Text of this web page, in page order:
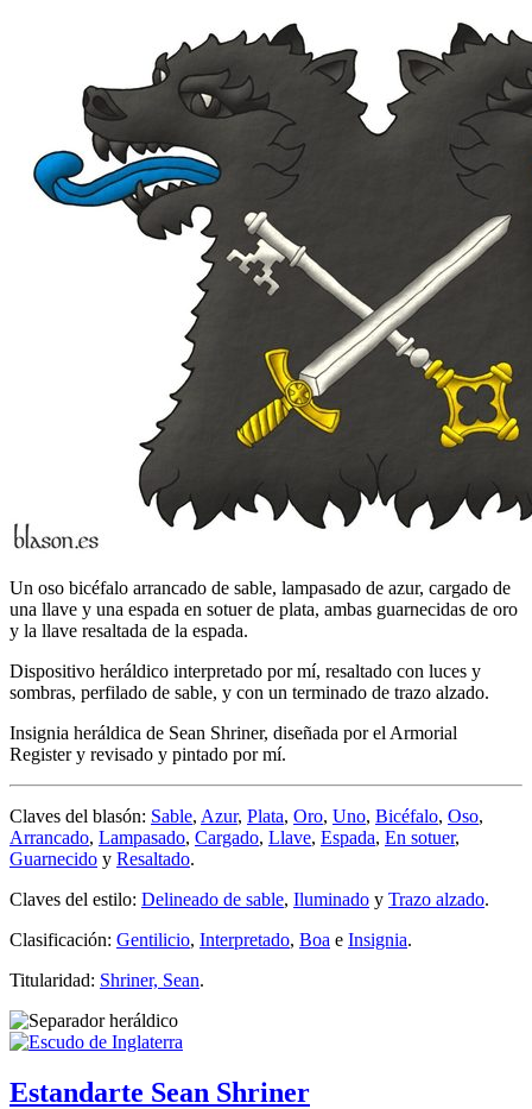
Un oso bicéfalo arrancado de sable, lampasado de azur, cargado de
una llave y una espada en sotuer de plata, ambas guarnecidas de oro
y la llave resaltada de la espada.
Dispositivo heráldico interpretado por mí, resaltado con luces y
sombras, perfilado de sable, y con un terminado de trazo alzado.
Insignia heráldica de Sean Shriner, diseñada por el Armorial
Register y revisado y pintado por mí.
Claves del blasón: Sable, Azur, Plata, Oro, Uno, Bicéfalo, Oso,
Arrancado, Lampasado, Cargado, Llave, Espada, En sotuer,
Guarnecido y Resaltado.
Claves del estilo: Delineado de sable, Iluminado y Trazo alzado.
Clasificación: Gentilicio, Interpretado, Boa e Insignia.
Titularidad: Shriner, Sean.
Estandarte Sean Shriner